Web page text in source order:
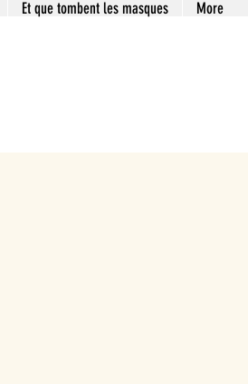
Et que tombent les masques More